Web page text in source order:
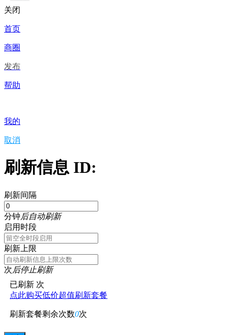
关闭
首页
商圈
发布
帮助
我的
取消
刷新信息 ID:
刷新间隔
分钟后自动刷新
启用时段
刷新上限
次后停止刷新
已刷新 次
点此购买低价超值刷新套餐
刷新套餐剩余次数0次